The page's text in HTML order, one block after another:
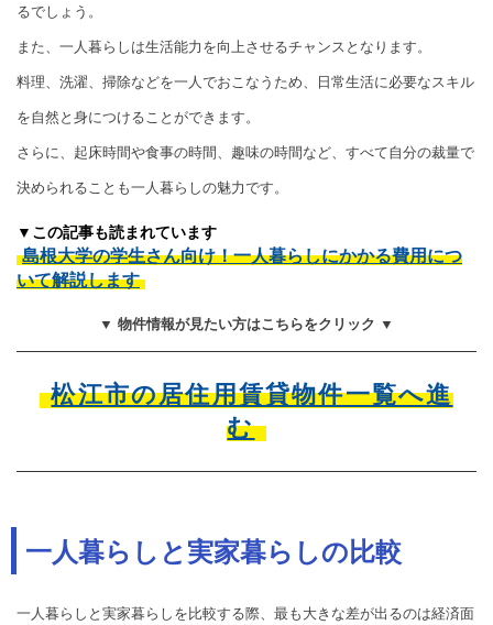
るでしょう。
また、一人暮らしは生活能力を向上させるチャンスとなります。
料理、洗濯、掃除などを一人でおこなうため、日常生活に必要なスキル
を自然と身につけることができます。
さらに、起床時間や食事の時間、趣味の時間など、すべて自分の裁量で
決められることも一人暮らしの魅力です。
▼この記事も読まれています
島根大学の学生さん向け！一人暮らしにかかる費用につ
いて解説します
▼ 物件情報が見たい方はこちらをクリック ▼
松江市の居住用賃貸物件一覧へ進
む
一人暮らしと実家暮らしの比較
一人暮らしと実家暮らしを比較する際、最も大きな差が出るのは経済面